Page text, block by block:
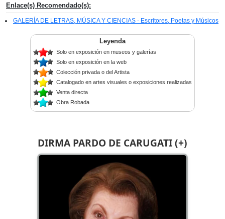
DIRMA PARDO DE CARUGATI (+)
Enlace(s) Recomendado(s):
GALERÍA DE LETRAS, MÚSICA Y CIENCIAS - Escritores, Poetas y Músicos
Leyenda
Solo en exposición en museos y galerías
Solo en exposición en la web
Colección privada o del Artista
Catalogado en artes visuales o exposiciones realizadas
Venta directa
Obra Robada